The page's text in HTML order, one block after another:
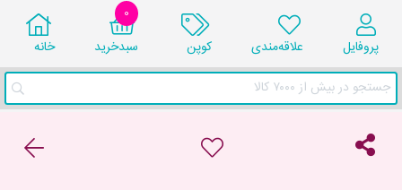
پروفایل علاقه‌مندی کوپن
0
سبد‌خرید
خانه
جستجو در بیش از ۷۰۰۰ کالا